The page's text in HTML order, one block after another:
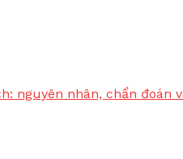
nguyên nhân, chẩn đoán